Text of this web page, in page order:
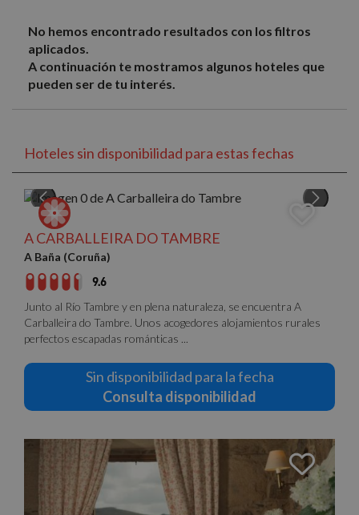
No hemos encontrado resultados con los filtros
aplicados.
A continuación te mostramos algunos hoteles que
pueden ser de tu interés.
Hoteles sin disponibilidad para estas fechas
A CARBALLEIRA DO TAMBRE
A Baña (Coruña)
9.6
Junto al Río Tambre y en plena naturaleza, se encuentra A
Carballeira do Tambre. Unos acogedores alojamientos rurales
perfectos escapadas románticas ...
Sin disponibilidad para la fecha
Consulta disponibilidad